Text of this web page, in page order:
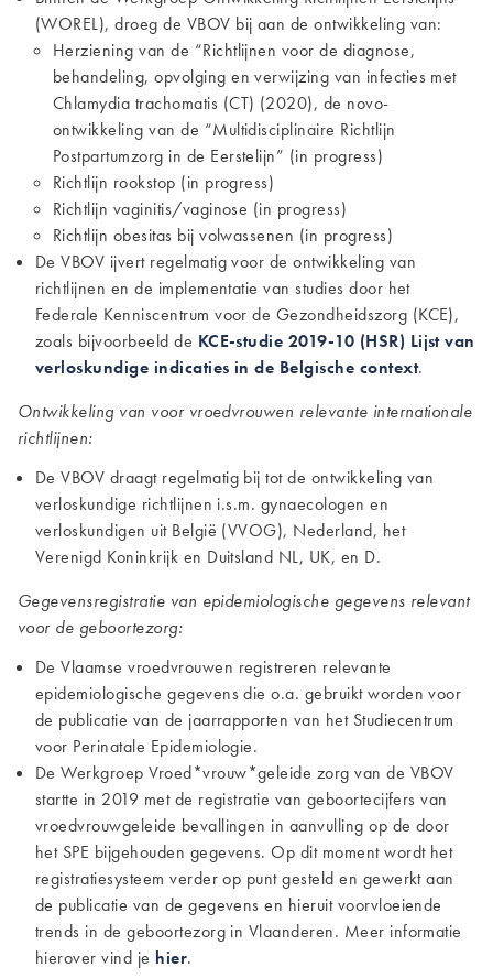
(WOREL), droeg de VBOV bij aan de ontwikkeling van:
Herziening van de “Richtlijnen voor de diagnose,
behandeling, opvolging en verwijzing van infecties met
Chlamydia trachomatis (CT) (2020), de novo-
ontwikkeling van de “Multidisciplinaire Richtlijn
Postpartumzorg in de Eerstelijn” (in progress)
Richtlijn rookstop (in progress)
Richtlijn vaginitis/vaginose (in progress)
Richtlijn obesitas bij volwassenen (in progress)
De VBOV ijvert regelmatig voor de ontwikkeling van
richtlijnen en de implementatie van studies door het
Federale Kenniscentrum voor de Gezondheidszorg (KCE),
zoals bijvoorbeeld de KCE-studie 2019-10 (HSR) Lijst van
verloskundige indicaties in de Belgische context.
Ontwikkeling van voor vroedvrouwen relevante internationale
richtlijnen:
De VBOV draagt regelmatig bij tot de ontwikkeling van
verloskundige richtlijnen i.s.m. gynaecologen en
verloskundigen uit België (VVOG), Nederland, het
Verenigd Koninkrijk en Duitsland NL, UK, en D.
Gegevensregistratie van epidemiologische gegevens relevant
voor de geboortezorg:
De Vlaamse vroedvrouwen registreren relevante
epidemiologische gegevens die o.a. gebruikt worden voor
de publicatie van de jaarrapporten van het Studiecentrum
voor Perinatale Epidemiologie.
De Werkgroep Vroed*vrouw*geleide zorg van de VBOV
startte in 2019 met de registratie van geboortecijfers van
vroedvrouwgeleide bevallingen in aanvulling op de door
het SPE bijgehouden gegevens. Op dit moment wordt het
registratiesysteem verder op punt gesteld en gewerkt aan
de publicatie van de gegevens en hieruit voorvloeiende
trends in de geboortezorg in Vlaanderen. Meer informatie
hierover vind je hier.